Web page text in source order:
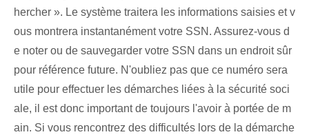
hercher ». Le système traitera les informations saisies et v
ous montrera instantanément votre SSN. Assurez-vous d
e noter ou de sauvegarder votre SSN dans un endroit sûr
pour référence future. N'oubliez pas que ce numéro sera
utile pour effectuer les démarches liées à la sécurité soci
ale, il est donc important de toujours l'avoir à portée de m
ain. Si vous rencontrez des difficultés lors de la démarche